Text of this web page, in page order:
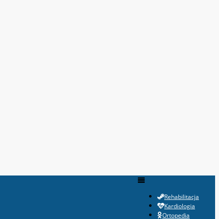
Rehabilitacja
Kardiologia
Ortopedia